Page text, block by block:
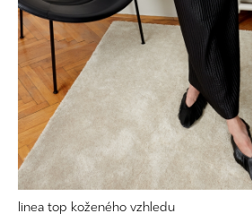
linea top koženého vzhledu